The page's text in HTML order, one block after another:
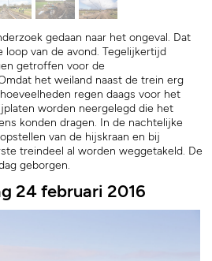
gedaan naar het ongeval. Dat
van de avond. Tegelijkertijd
getroffen voor de
het weiland naast de trein erg
regen daags voor het
worden neergelegd die het
konden dragen. In de nachtelijke
van de hijskraan en bij
treindeel al worden weggetakeld. De
geborgen.
24 februari 2016